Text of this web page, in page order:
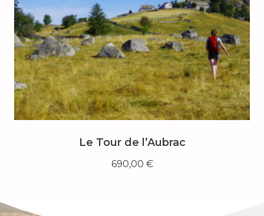
Le Tour de l’Aubrac
690,00 €